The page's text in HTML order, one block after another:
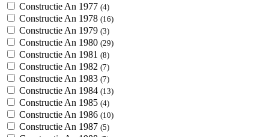
Constructie An 1977 (4)
Constructie An 1978 (16)
Constructie An 1979 (3)
Constructie An 1980 (29)
Constructie An 1981 (8)
Constructie An 1982 (7)
Constructie An 1983 (7)
Constructie An 1984 (13)
Constructie An 1985 (4)
Constructie An 1986 (10)
Constructie An 1987 (5)